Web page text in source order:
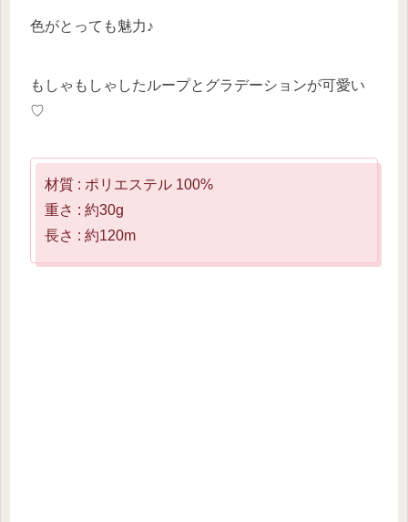
色がとっても魅力♪
もしゃもしゃしたループとグラデーションが可愛い
♡
材質 : ポリエステル 100%
重さ : 約30g
長さ : 約120m